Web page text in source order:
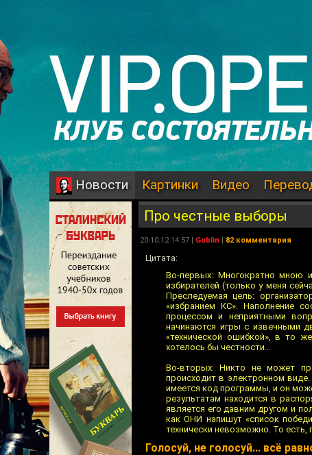
Новости Картинки Видео
Про честные выборы
20.10.12 14:57 | Goblin | 82 комментария
Цитата:
Во-первых: Многократно мною
избирателей (только у меня
Преследуемая цель:
«избранием КС». Наполнение
процессом и неприятными
начинаются игры с извечными
«технической ошибкой», в то
хотелось бы честности…
Во-вторых: Никто не может
происходит в электронном
имеется код программы, и он
результатам находится в
является его давним другом и
как ОНИ напишут «список
технически невозможно. То
Голосуй, не голосуй... всё